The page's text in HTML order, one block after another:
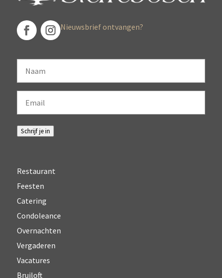
Nieuwsbrief ontvangen?
Schrijf je in
Restaurant
Feesten
Catering
Condoleance
Overnachten
Vergaderen
Vacatures
Bruiloft